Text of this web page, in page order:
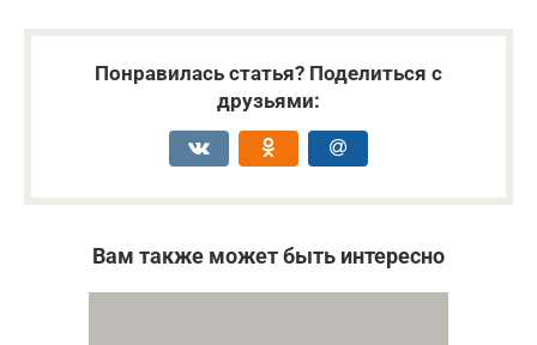
Понравилась статья? Поделиться с
друзьями:
Вам также может быть интересно